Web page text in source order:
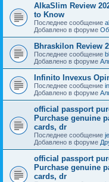
AlkaSlim Review
to Know
Последнее сообщение
Добавлено в форуме
Bhraskilon Review
Последнее сообщение
Добавлено в форуме
Infinito Invexus
Последнее сообщение
Добавлено в форуме
official passport
Purchase genuine
cards, dr
Последнее сообщение
Добавлено в форуме
official passport
Purchase genuine
cards, dr